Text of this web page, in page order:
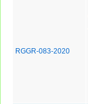
RGGR-083-2020